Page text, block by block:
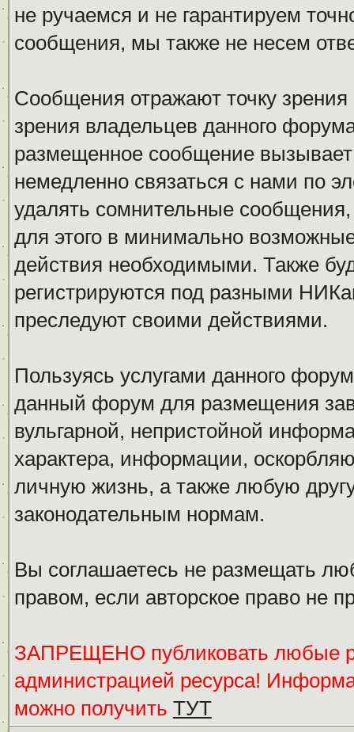
не ручаемся и не гарантируем
сообщения, мы также не несем
Сообщения отражают точку
зрения владельцев данного
размещенное сообщение
немедленно связаться с нами по
удалять сомнительные
для этого в минимально
действия необходимыми. Также
регистрируются под разными
преследуют своими действиями.
Пользуясь услугами данного
данный форум для размещения
вульгарной, непристойной
характера, информации,
личную жизнь, а также любую
законодательным нормам.
Вы соглашаетесь не размещать
правом, если авторское право не
ЗАПРЕЩЕНО публиковать любые
администрацией ресурса!
можно получить ТУТ